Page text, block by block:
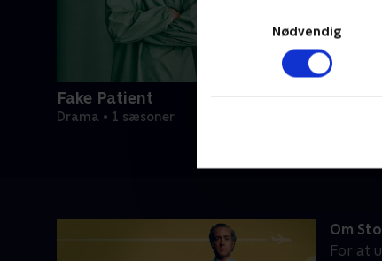
Nødvendig
Fake Patient
Drama • 1 sæsoner
Om
For at